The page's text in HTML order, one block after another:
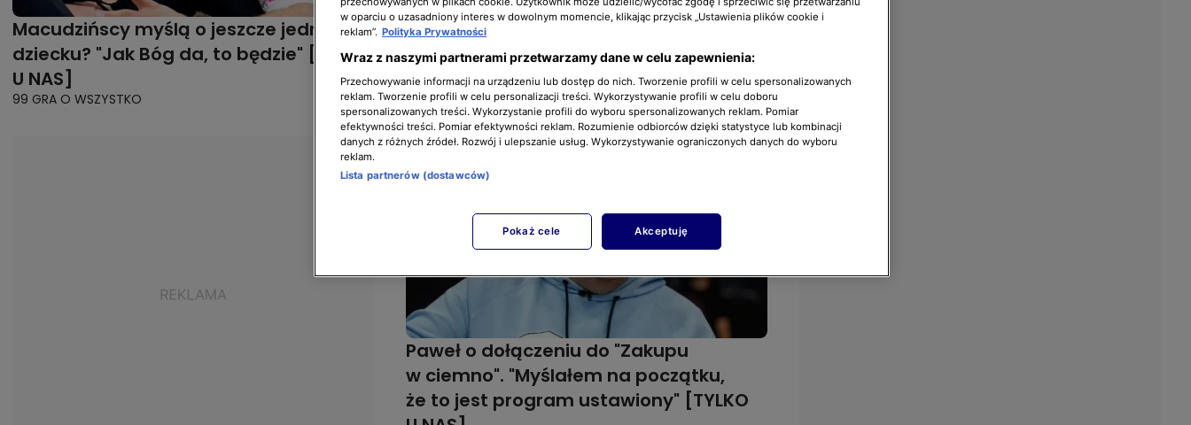
Macudzińscy myślą o jeszcze jednym
dziecku? "Jak Bóg da, to będzie" [TYLKO
U NAS]
99 GRA O WSZYSTKO
Marcin Hakiel ponownie stanie
na ślubnym kobiercu? Cała prawda
wyszła na jaw! [TYLKO U NAS]
99 GRA O WSZYSTKO
Paweł o dołączeniu do "Zakupu
w ciemno". "Myślałem na początku,
że to jest program ustawiony" [TYLKO
w oparciu o uzasadniony interes w dowolnym momencie, klikając przycisk „Ustawienia plików cookie i
reklam”. Polityka Prywatności
Wraz z naszymi partnerami przetwarzamy dane w celu zapewnienia:
Przechowywanie informacji na urządzeniu lub dostęp do nich. Tworzenie profili w celu spersonalizowanych
reklam. Tworzenie profili w celu personalizacji treści. Wykorzystywanie profili w celu doboru
spersonalizowanych treści. Wykorzystanie profili do wyboru spersonalizowanych reklam. Pomiar
efektywności treści. Pomiar efektywności reklam. Rozumienie odbiorców dzięki statystyce lub kombinacji
danych z różnych źródeł. Rozwój i ulepszanie usług. Wykorzystywanie ograniczonych danych do wyboru
reklam.
Lista partnerów (dostawców)
Pokaż cele Akceptuję